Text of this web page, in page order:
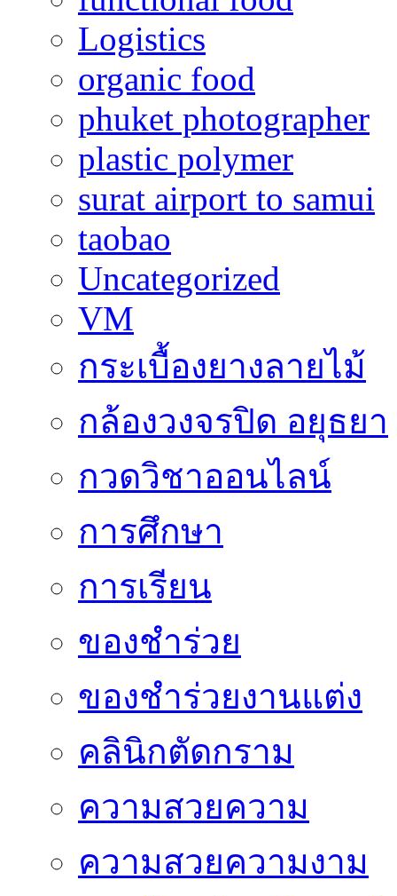
Logistics
organic food
phuket photographer
plastic polymer
surat airport to samui
taobao
Uncategorized
VM
กระเบื้องยางลายไม้
กล้องวงจรปิด อยุธยา
กวดวิชาออนไลน์
การศึกษา
การเรียน
ของชำร่วย
ของชำร่วยงานแต่ง
คลินิกตัดกราม
ความสวยความ
ความสวยความงาม